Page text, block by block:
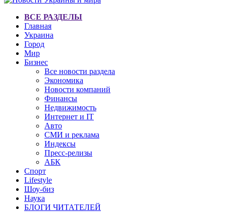
ВСЕ РАЗДЕЛЫ
Главная
Украина
Город
Мир
Бизнес
Все новости раздела
Экономика
Новости компаний
Финансы
Недвижимость
Интернет и IT
Авто
СМИ и реклама
Индексы
Пресс-релизы
АБК
Спорт
Lifestyle
Шоу-биз
Наука
БЛОГИ ЧИТАТЕЛЕЙ